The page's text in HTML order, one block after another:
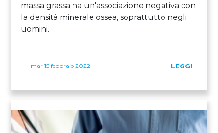
massa grassa ha un'associazione negativa con
la densità minerale ossea, soprattutto negli
uomini.
mar 15 febbraio 2022 LEGGI